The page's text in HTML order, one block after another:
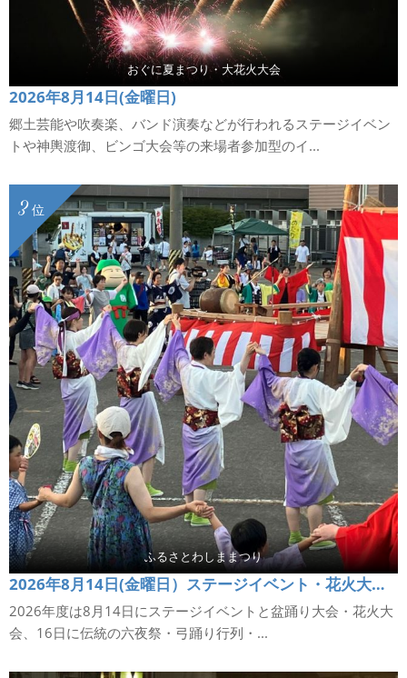
おぐに夏まつり・大花火大会
2026年8月14日(金曜日)
郷土芸能や吹奏楽、バンド演奏などが行われるステージイベン
トや神輿渡御、ビンゴ大会等の来場者参加型のイ...
位
3
ふるさとわしままつり
2026年8月14日(金曜日）ステージイベント・花火大会 8月16日(日曜日) 六夜祭・弓踊り行列
2026年度は8月14日にステージイベントと盆踊り大会・花火大
会、16日に伝統の六夜祭・弓踊り行列・...